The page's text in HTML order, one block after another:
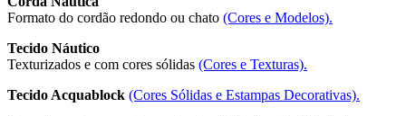
Formato do cordão redondo ou chato (Cores e Modelos).
Tecido Náutico
Texturizados e com cores sólidas (Cores e Texturas).
Tecido Acquablock (Cores Sólidas e Estampas Decorativas).